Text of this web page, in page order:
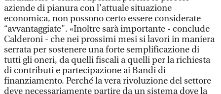
aziende di pianura con l'attuale situazione
economica, non possono certo essere considerate
“avvantaggiate". «Inoltre sarà importante - conclude
Calderoni - che nei prossimi mesi si lavori in maniera
serrata per sostenere una forte semplificazione di
tutti gli oneri, da quelli fiscali a quelli per la richiesta
di contributi e partecipazione ai Bandi di
finanziamento. Perché la vera rivoluzione del settore
deve necessariamente partire da un sistema dove la